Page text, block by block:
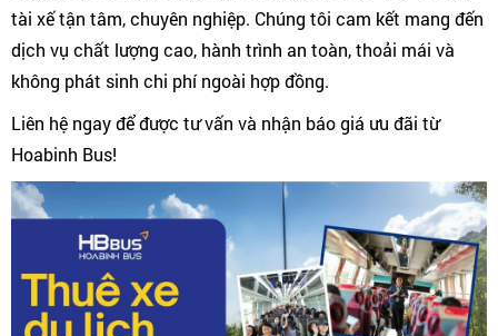
tài xế tận tâm, chuyên nghiệp. Chúng tôi cam kết mang đến
dịch vụ chất lượng cao, hành trình an toàn, thoải mái và
không phát sinh chi phí ngoài hợp đồng.
Liên hệ ngay để được tư vấn và nhận báo giá ưu đãi từ
Hoabinh Bus!